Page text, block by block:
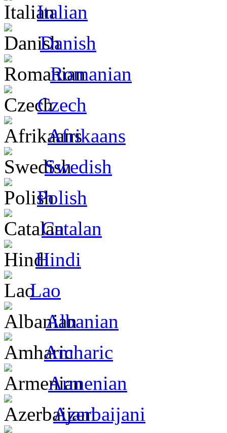
Italian
Danish
Romanian
Czech
Afrikaans
Swedish
Polish
Catalan
Hindi
Lao
Albanian
Amharic
Armenian
Azerbaijani